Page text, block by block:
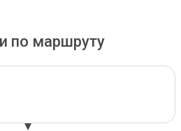
по маршруту